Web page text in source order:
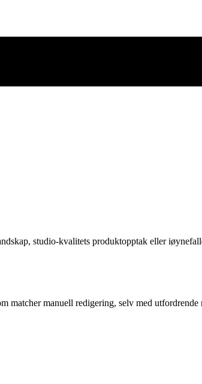
studio-kvalitets produktopptak eller
manuell redigering, selv med